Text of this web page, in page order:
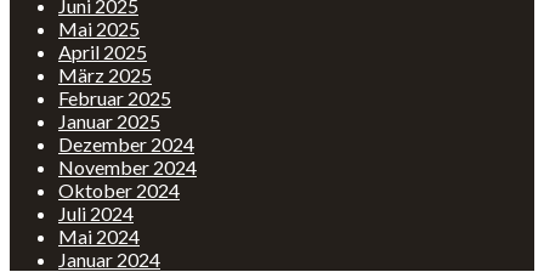
Juni 2025
Mai 2025
April 2025
März 2025
Februar 2025
Januar 2025
Dezember 2024
November 2024
Oktober 2024
Juli 2024
Mai 2024
Januar 2024